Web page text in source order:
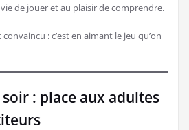
de jouer et au plaisir de comprendre.
: c’est en aimant le jeu qu’on
: place aux adultes